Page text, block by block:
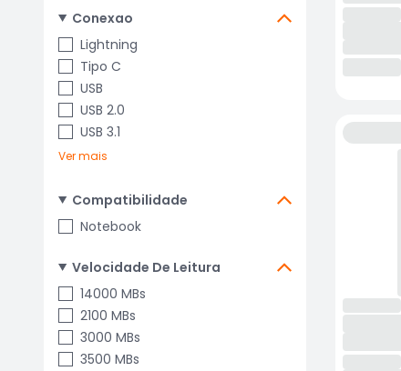
Conexao
Lightning
Tipo C
USB
USB 2.0
USB 3.1
Ver mais
Compatibilidade
Notebook
Velocidade De Leitura
14000 MBs
2100 MBs
3000 MBs
3500 MBs